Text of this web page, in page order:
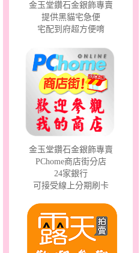
幸福依戀～金銀鋼套鍊
聽見愛～男金鋼手鍊
幸福溫暖～金銀鋼套鍊
金玉堂鑽石金銀飾專賣
提供黑貓宅急便
宅配到府超方便唷
金玉堂鑽石金銀飾專賣
PChome商店街分店
24家銀行
可接受線上分期刷卡